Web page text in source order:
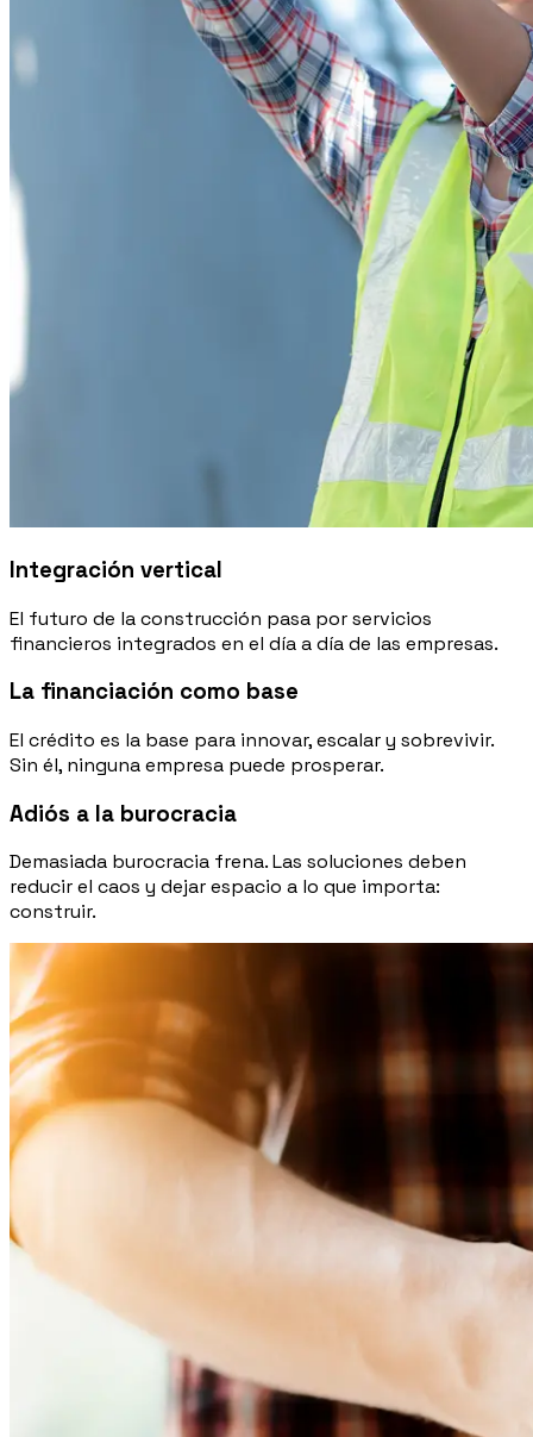
Integración vertical
El futuro de la construcción pasa por servicios
financieros integrados en el día a día de las empresas.
La financiación como base
El crédito es la base para innovar, escalar y sobrevivir.
Sin él, ninguna empresa puede prosperar.
Adiós a la burocracia
Demasiada burocracia frena. Las soluciones deben
reducir el caos y dejar espacio a lo que importa:
construir.